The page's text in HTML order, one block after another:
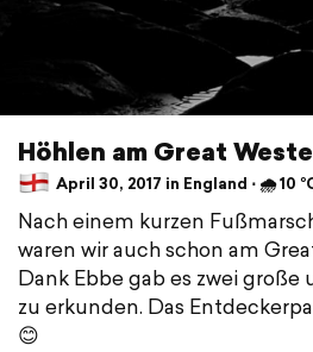
Höhlen am Great
April 30, 2017 in England ⋅ 🌧 10
Nach einem kurzen
waren wir auch schon am
Dank Ebbe gab es zwei
zu erkunden. Das
😊